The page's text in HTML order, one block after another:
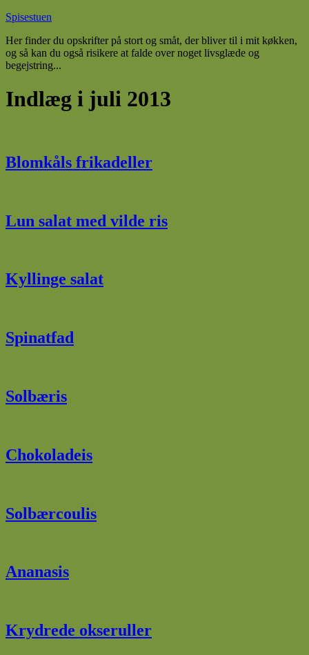
Spisestuen
Her finder du opskrifter på stort og småt, der bliver til i mit køkken,
og så kan du også risikere at falde over noget livsglæde og
begejstring...
Indlæg i juli 2013
Blomkåls frikadeller
Lun salat med vilde ris
Kyllinge salat
Spinatfad
Solbæris
Chokoladeis
Solbærcoulis
Ananasis
Krydrede okseruller